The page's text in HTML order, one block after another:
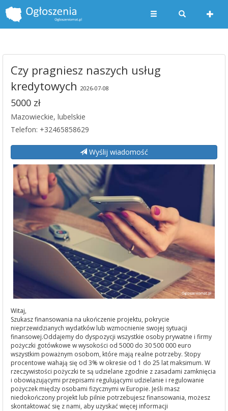
Czy pragniesz naszych usług
kredytowych 2026-07-08
5000 zł
Mazowieckie, lubelskie
Telefon: +32465858629
Wyślij wiadomość
Witaj,
Szukasz finansowania na ukończenie projektu, pokrycie
nieprzewidzianych wydatków lub wzmocnienie swojej sytuacji
finansowej.Oddajemy do dyspozycji wszystkie osoby prywatne i firmy
pożyczki gotówkowe w wysokości od 5000 do 30 500 000 euro
wszystkim poważnym osobom, które mają realne potrzeby. Stopy
procentowe wahają się od 3% w okresie od 1 do 25 lat maksimum. W
rzeczywistości pożyczki te są udzielane zgodnie z zasadami zamknięcia
i obowiązującymi przepisami regulującymi udzielanie i regulowanie
pożyczek między osobami fizycznymi w Europie. Jeśli masz
niedokończony projekt lub pilnie potrzebujesz finansowania, możesz
skontaktować się z nami, aby uzyskać więcej informacji